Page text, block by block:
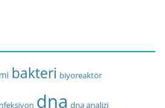
bakteri biyoreaktör
dna dna analizi